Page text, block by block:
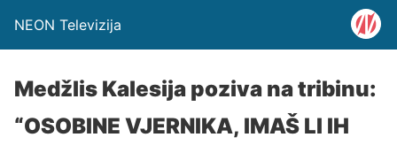
NEON Televizija
Medžlis Kalesija poziva na tribinu:
“OSOBINE VJERNIKA, IMAŠ LI IH